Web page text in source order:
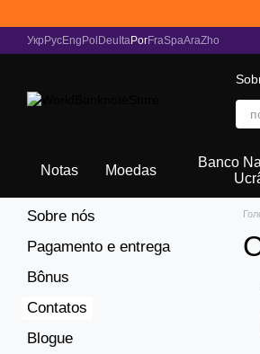
Укр РусEng Pol Deu ItaPorFraSpaAraZho
Notas Moedas
Banco
Sobre nós
Pagamento e entrega
Bônus
Contatos
Blogue